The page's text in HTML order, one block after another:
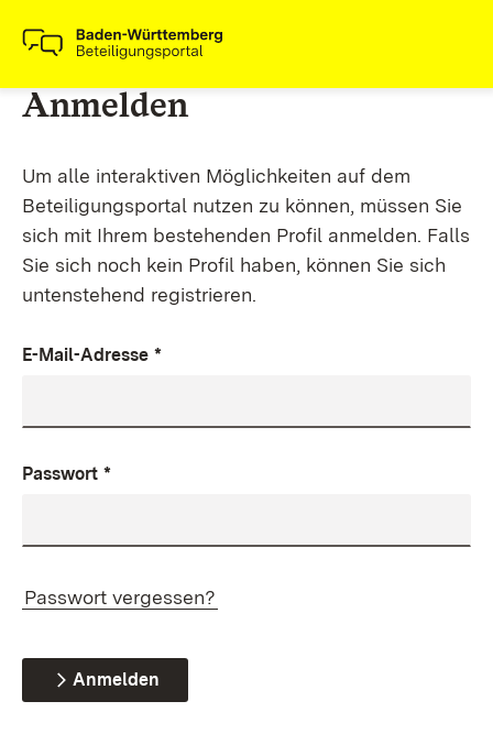
Anmelden
Um alle interaktiven Möglichkeiten auf dem
Beteiligungsportal nutzen zu können, müssen Sie
sich mit Ihrem bestehenden Profil anmelden. Falls
Sie sich noch kein Profil haben, können Sie sich
untenstehend registrieren.
E-Mail-Adresse *
Passwort *
Passwort vergessen?
Anmelden